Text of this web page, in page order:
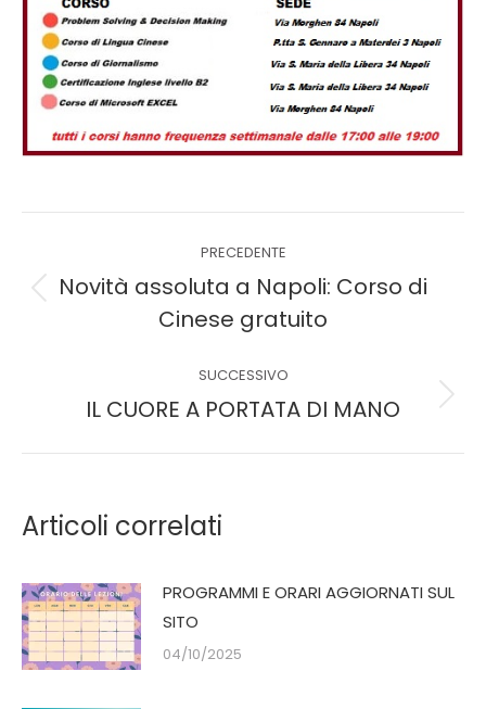
PRECEDENTE
Novità assoluta a Napoli: Corso di
Cinese gratuito
SUCCESSIVO
IL CUORE A PORTATA DI MANO
Articoli correlati
PROGRAMMI E ORARI AGGIORNATI SUL
SITO
04/10/2025